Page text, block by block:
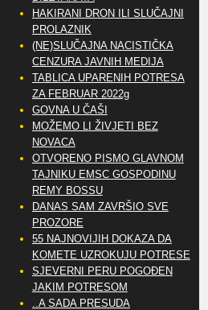
HAKIRANI DRON ILI SLUČAJNI
PROLAZNIK
(NE)SLUČAJNA NACISTIČKA
CENZURA JAVNIH MEDIJA
TABLICA UPARENIH POTRESA
ZA FEBRUAR 2022g
GOVNA U ČAŠI
MOŽEMO LI ŽIVJETI BEZ
NOVACA
OTVORENO PISMO GLAVNOM
TAJNIKU EMSC GOSPODINU
REMY BOSSU
DANAS SAM ZAVRŠIO SVE
PROZORE
55 NAJNOVIJIH DOKAZA DA
KOMETE UZROKUJU POTRESE
SJEVERNI PERU POGOĐEN
JAKIM POTRESOM
..A SADA PRESUDA